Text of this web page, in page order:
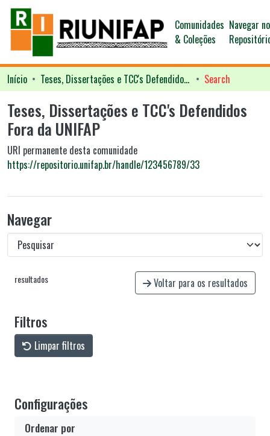
Comunidades
& Coleções
Navegar no
Início Teses, Dissertações e TCC's Defendidos Fora da UNIFAP Search
Teses, Dissertações e TCC's Defendidos
Fora da UNIFAP
URI permanente desta comunidade
https://repositorio.unifap.br/handle/123456789/33
Navegar
resultados Voltar para os resultados
Filtros
Limpar filtros
Configurações
Ordenar por